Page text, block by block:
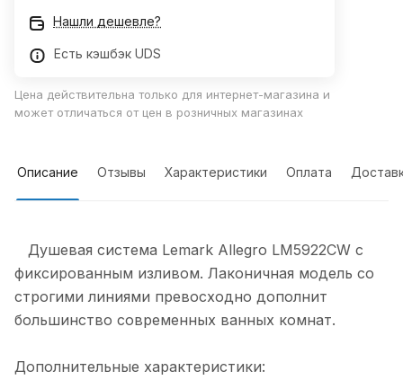
Нашли дешевле?
Есть кэшбэк UDS
Цена действительна только для интернет-магазина и
может отличаться от цен в розничных магазинах
Описание Отзывы Характеристики Оплата
Душевая система Lemark Allegro LM5922CW с
фиксированным изливом. Лаконичная модель со
строгими линиями превосходно дополнит
большинство современных ванных комнат.
Дополнительные характеристики: